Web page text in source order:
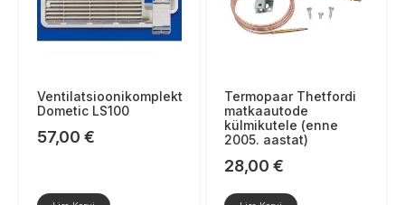
Ventilatsioonikomplekt
Dometic LS100
57,00 €
Termopaar Thetfordi
matkaautode
külmikutele (enne
2005. aastat)
28,00 €